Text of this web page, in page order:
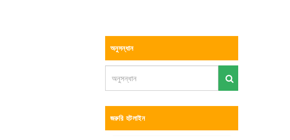
অনুসন্ধান
জরুরি হটলাইন